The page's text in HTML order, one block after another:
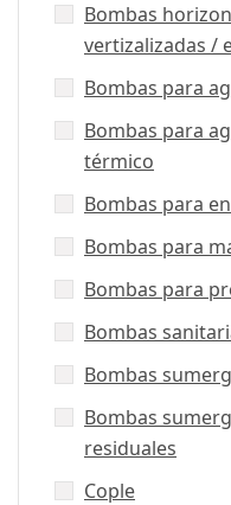
Bombas
vertizalizadas /
Bombas para
Bombas para
térmico
Bombas para
Bombas para
Bombas para
Bombas
Bombas
Bombas
residuales
Cople